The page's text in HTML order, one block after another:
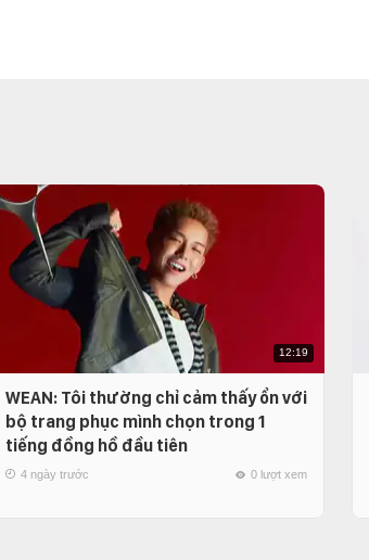
12:19
WEAN: Tôi thường chỉ cảm thấy ổn với
bộ trang phục mình chọn trong 1
tiếng đồng hồ đầu tiên
4 ngày trước 0 lượt xem